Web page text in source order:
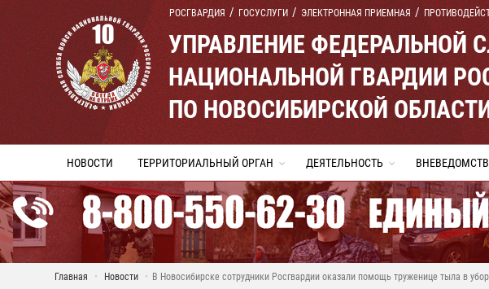
РОСГВАРДИЯ ГОСУСЛУГИ ЭЛЕКТРОННАЯ ПРИЕМНАЯ
УПРАВЛЕНИЕ ФЕДЕРАЛЬНОЙ
НАЦИОНАЛЬНОЙ ГВАРДИИ
ПО НОВОСИБИРСКОЙ
НОВОСТИ ТЕРРИТОРИАЛЬНЫЙ ОРГАН ДЕЯТЕЛЬНОСТЬ
Главная Новости В Новосибирске сотрудники Росгвардии оказали помощь труженице тыла в